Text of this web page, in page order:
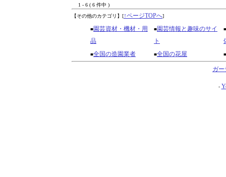
1 - 6 ( 6 件中 )
【その他のカテゴリ】 [↑ページTOPへ]
■園芸資材・機材・用
品
■園芸情報と趣味のサイ
ト
■
■全国の造園業者 ■全国の花屋 ■
ガ
-